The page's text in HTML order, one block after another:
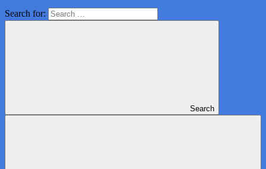
Search for:
Search